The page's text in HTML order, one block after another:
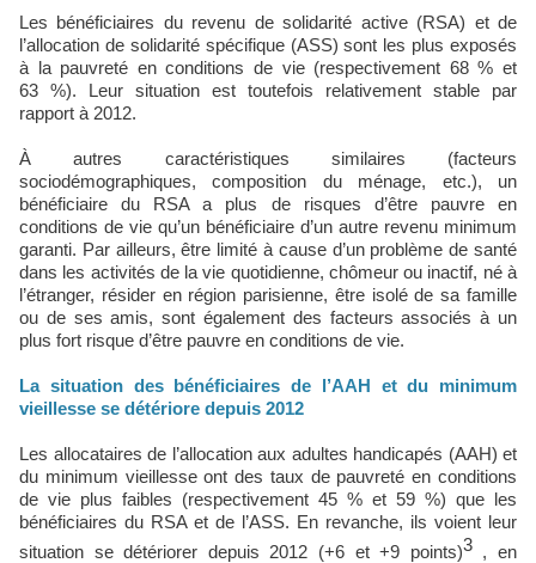
Les bénéficiaires du revenu de solidarité active (RSA) et de
l’allocation de solidarité spécifique (ASS) sont les plus exposés
à la pauvreté en conditions de vie (respectivement 68 % et
63 %). Leur situation est toutefois relativement stable par
rapport à 2012.
À autres caractéristiques similaires (facteurs
sociodémographiques, composition du ménage, etc.), un
bénéficiaire du RSA a plus de risques d’être pauvre en
conditions de vie qu’un bénéficiaire d’un autre revenu minimum
garanti. Par ailleurs, être limité à cause d’un problème de santé
dans les activités de la vie quotidienne, chômeur ou inactif, né à
l’étranger, résider en région parisienne, être isolé de sa famille
ou de ses amis, sont également des facteurs associés à un
plus fort risque d’être pauvre en conditions de vie.
La situation des bénéficiaires de l’AAH et du minimum
vieillesse se détériore depuis 2012
Les allocataires de l’allocation aux adultes handicapés (AAH) et
du minimum vieillesse ont des taux de pauvreté en conditions
de vie plus faibles (respectivement 45 % et 59 %) que les
bénéficiaires du RSA et de l’ASS. En revanche, ils voient leur
situation se détériorer depuis 2012 (+6 et +9 points)3, en